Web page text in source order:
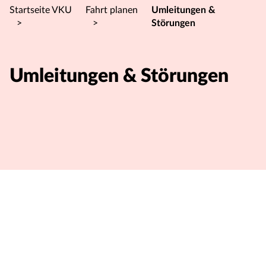
Startseite VKU
>
Fahrt planen
>
Umleitungen &
Störungen
Umleitungen & Störungen